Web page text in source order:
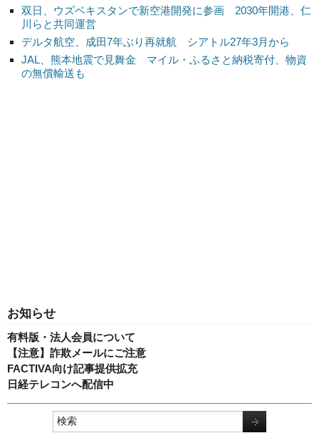
双日、ウズベキスタンで新空港開発に参画 2030年開港、仁
川らと共同運営
デルタ航空、成田7年ぶり再就航 シアトル27年3月から
JAL、熊本地震で見舞金 マイル・ふるさと納税寄付、物資
の無償輸送も
お知らせ
有料版・法人会員について
【注意】詐欺メールにご注意
FACTIVA向け記事提供拡充
日経テレコンへ配信中